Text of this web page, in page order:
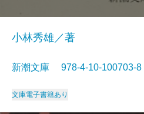
小林秀雄／著
新潮文庫 978-4-10-
文庫電子書籍あり